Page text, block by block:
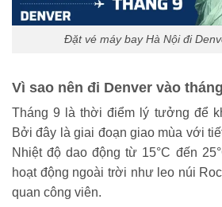
Đặt vé máy bay Hà Nội đi
Vì sao nên đi Denver vào
Tháng 9 là thời điểm lý tưởng để
Bởi đây là giai đoạn giao mùa với
Nhiệt độ dao động từ 15°C đến
hoạt động ngoài trời như leo núi
quan công viên.